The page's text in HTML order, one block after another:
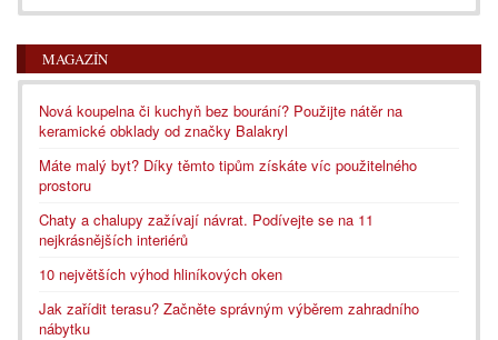
MAGAZÍN
Nová koupelna či kuchyň bez bourání? Použijte nátěr na
keramické obklady od značky Balakryl
Máte malý byt? Díky těmto tipům získáte víc použitelného
prostoru
Chaty a chalupy zažívají návrat. Podívejte se na 11
nejkrásnějších interiérů
10 největších výhod hliníkových oken
Jak zařídit terasu? Začněte správným výběrem zahradního
nábytku